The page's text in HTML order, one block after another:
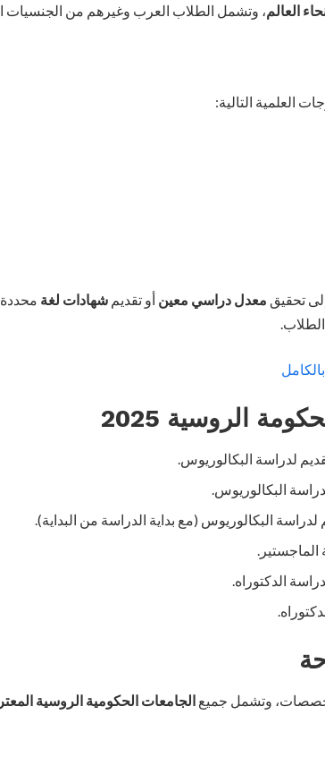
العالم ، وتشمل الطلاب العرب وغيرهم من الجنسيات
العلمية التالية:
تحقيق معدل دراسي معين أو تقديم شهادات لغة محددة
الروسية 2025
لدراسة البكالوريوس.
البكالوريوس.
لدراسة البكالوريوس (مع بداية الدراسة من البداية).
الماجستير.
الدكتوراه.
وتشمل جميع الجامعات الحكومية الروسية